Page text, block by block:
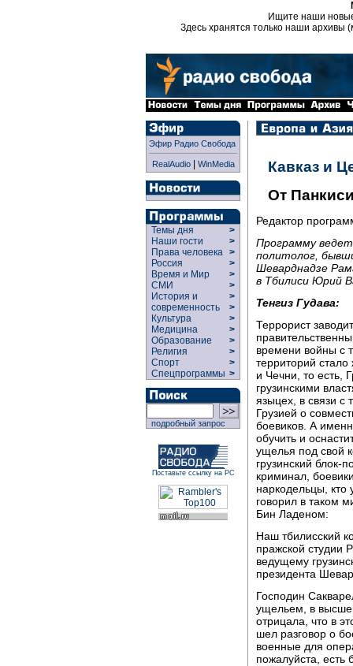
Ищите наши
Здесь хранятся только наши архивы
Эфир Радио Свобода
RealAudio| WinMedia
Темы дня
>
Наши гости
>
Права человека >
Россия
>
Время и Мир
>
СМИ
>
История и
современность
>
>
Культура
>
Медицина
>
Образование
>
Религия
>
Спорт
>
Спецпрограммы >
подробный запрос
Поставьте ссылку на РС
Кавказ и
От
Редактор
Программу ведет
политолог,
Шеварднадзе
в Тбилиси Юрий
Тенгиз Гудава:
Террорист
времени войны с
территорий
и Чечни, то есть,
грузинскими
языцех, в связи с
Грузией о
боевиков. А
обучить и
ущелья под свой
грузинский блок-
криминал,
наркодельцы, кто
говорил в таком
Бин Ладеном:
Наш тбилисский
пражской студии
ведущему
президента
Господин
ущельем, в
отрицала, что в
шел разговор о
военные для
пожалуйста, есть